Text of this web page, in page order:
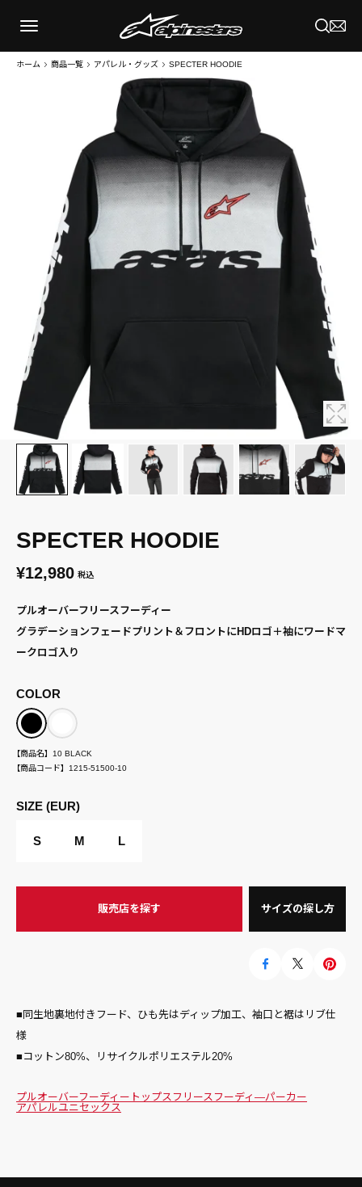
ホーム 商品一覧 アパレル・グッズ SPECTER HOODIE
SPECTER HOODIE
¥12,980 税込
プルオーバーフリースフーディー
グラデーションフェードプリント＆フロントにHDロゴ＋袖にワードマ
ークロゴ入り
COLOR
【商品名】 10 BLACK
【商品コード】 1215-51500-10
SIZE (EUR)
S M L
販売店を探す サイズの探し方
■同生地裏地付きフード、ひも先はディップ加工、袖口と裾はリブ仕
様
■コットン80%、リサイクルポリエステル20%
プルオーバーフーディー トップス フリース フーディ―パーカー
アパレルユニセックス